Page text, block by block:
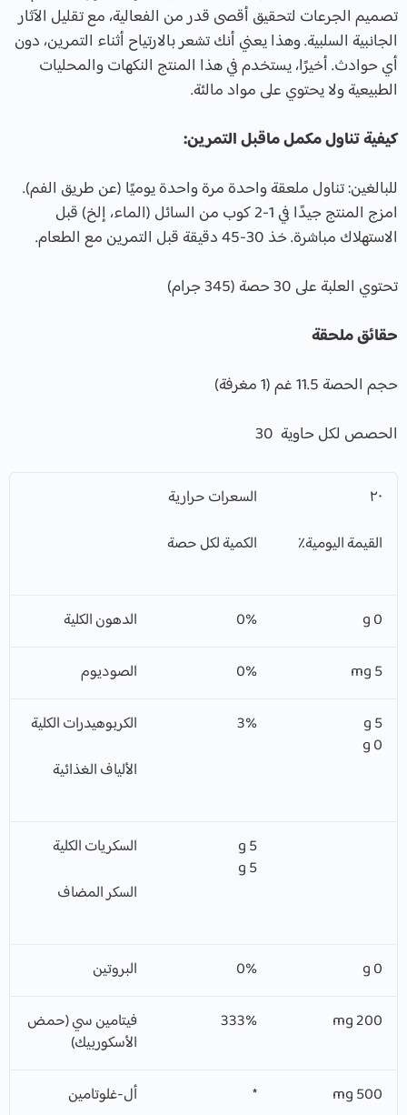
تصميم الجرعات لتحقيق أقصى قدر من الفعالية، مع تقليل الآثار
الجانبية السلبية. وهذا يعني أنك تشعر بالارتياح أثناء التمرين، دون
أي حوادث. أخيرًا، يستخدم في هذا المنتج النكهات والمحليات
الطبيعية ولا يحتوي على مواد مالئة.
كيفية تناول مكمل ماقبل التمرين:
للبالغين: تناول ملعقة واحدة مرة واحدة يوميًا (عن طريق الفم).
امزج المنتج جيدًا في 1-2 كوب من السائل (الماء، إلخ) قبل
الاستهلاك مباشرة. خذ 30-45 دقيقة قبل التمرين مع الطعام.
تحتوي العلبة على 30 حصة (345 جرام)
حقائق ملحقة
حجم الحصة 11.5 غم (1 مغرفة)
الحصص لكل حاوية 30
٢٠
القيمة اليومية٪
السعرات حرارية
الكمية لكل حصة
0%
الدهون الكلية
0%
الصوديوم
3%
الكربوهيدرات الكلية
الألياف الغذائية
السكريات الكلية
السكر المضاف
0%
البروتين
200 mg
333%
فيتامين سي (حمض
الأسكوربيك)
500 mg
أل-غلوتامين